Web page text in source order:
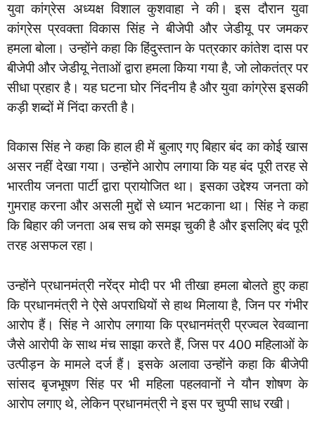
युवा कांग्रेस अध्यक्ष विशाल कुशवाहा ने की। इस दौरान युवा
कांग्रेस प्रवक्ता विकास सिंह ने बीजेपी और जेडीयू पर जमकर
हमला बोला। उन्होंने कहा कि हिंदुस्तान के पत्रकार कांतेश दास पर
बीजेपी और जेडीयू नेताओं द्वारा हमला किया गया है, जो लोकतंत्र पर
सीधा प्रहार है। यह घटना घोर निंदनीय है और युवा कांग्रेस इसकी
कड़ी शब्दों में निंदा करती है।
विकास सिंह ने कहा कि हाल ही में बुलाए गए बिहार बंद का कोई खास
असर नहीं देखा गया। उन्होंने आरोप लगाया कि यह बंद पूरी तरह से
भारतीय जनता पार्टी द्वारा प्रायोजित था। इसका उद्देश्य जनता को
गुमराह करना और असली मुद्दों से ध्यान भटकाना था। सिंह ने कहा
कि बिहार की जनता अब सच को समझ चुकी है और इसलिए बंद पूरी
तरह असफल रहा।
उन्होंने प्रधानमंत्री नरेंद्र मोदी पर भी तीखा हमला बोलते हुए कहा
कि प्रधानमंत्री ने ऐसे अपराधियों से हाथ मिलाया है, जिन पर गंभीर
आरोप हैं। सिंह ने आरोप लगाया कि प्रधानमंत्री प्रज्वल रेवव्वाना
जैसे आरोपी के साथ मंच साझा करते हैं, जिस पर 400 महिलाओं के
उत्पीड़न के मामले दर्ज हैं। इसके अलावा उन्होंने कहा कि बीजेपी
सांसद बृजभूषण सिंह पर भी महिला पहलवानों ने यौन शोषण के
आरोप लगाए थे, लेकिन प्रधानमंत्री ने इस पर चुप्पी साध रखी।